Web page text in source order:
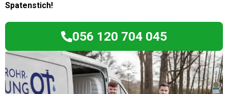
Spatenstich!
056 120 704 045